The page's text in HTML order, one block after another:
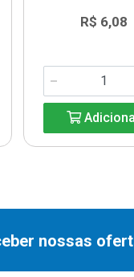
R$ 6,08
nossas